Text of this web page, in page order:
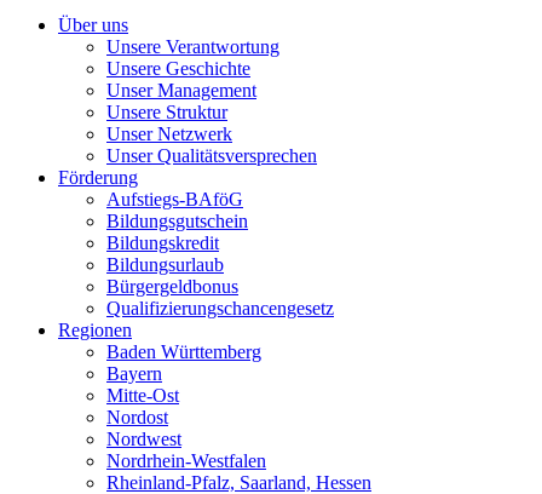
Über uns
Unsere Verantwortung
Unsere Geschichte
Unser Management
Unsere Struktur
Unser Netzwerk
Unser Qualitätsversprechen
Förderung
Aufstiegs-BAföG
Bildungsgutschein
Bildungskredit
Bildungsurlaub
Bürgergeldbonus
Qualifizierungschancengesetz
Regionen
Baden Württemberg
Bayern
Mitte-Ost
Nordost
Nordwest
Nordrhein-Westfalen
Rheinland-Pfalz, Saarland, Hessen